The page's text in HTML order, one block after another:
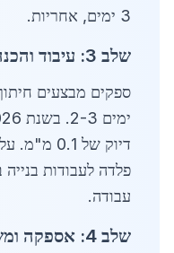
3 ימים, אחריות.
שלב 3: עיבוד והכנה
ספקים מבצעים
פלדה לעבודות
עבודה.
שלב 4: אספקה ומשלוח